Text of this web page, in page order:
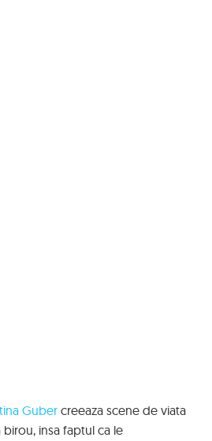
Guber creeaza scene de viata
birou, insa faptul ca le